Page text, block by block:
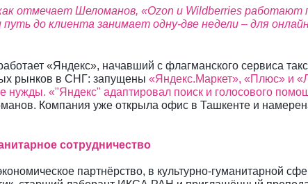
отмечает Шеломанов, «Ozon и Wildberries
путь до клиента занимает одну-две недели – для
«Яндекс», начавший с флагманского сервиса
рынков в СНГ: запущены «Яндекс.Маркет», «Плюс» и
нужды. «"Яндекс" адаптировал поиск и голосового
Компания уже открыла офис в Ташкенте и
сотрудничество
партнёрство, в культурно-гуманитарной